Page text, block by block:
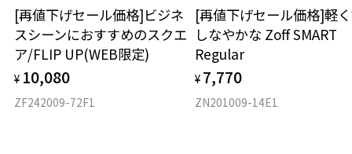
[再値下げセール価格]ビジネ
スシーンにおすすめのスクエ
ア/FLIP UP(WEB限定)
¥ 10,080
ZF242009-72F1
[再値下げセール価格]軽
しなやかな Zoff SMART
Regular
¥ 7,770
ZN201009-14E1